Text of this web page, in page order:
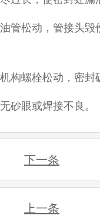
松动，管接头毁
螺栓松动，密封
眼或焊接不良。
下一条
上一条